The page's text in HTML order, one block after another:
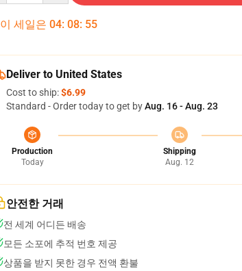
이 세일은 04: 08: 54
Deliver to United States
Cost to ship:$6.99
Standard - Order today to get byAug. 16 - Aug. 23
Production
Today
Shipping
Aug. 12
안전한 거래
전 세계 어디든 배송
모든 소포에 추적 번호 제공
상품을 받지 못한 경우 전액 환불